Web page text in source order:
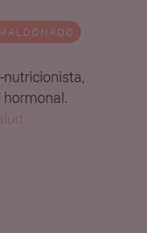
hormonal.